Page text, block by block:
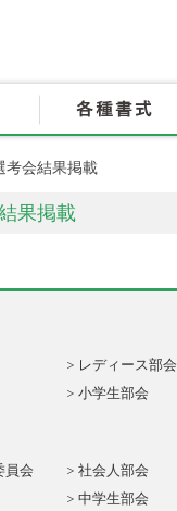
県内施設
考会結果掲載
果掲載
レディース部会
小学生部会
員会 社会人部会
中学生部会